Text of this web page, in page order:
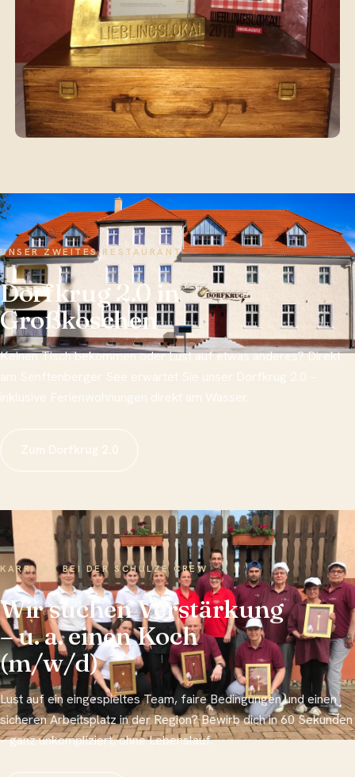
UNSER ZWEITES RESTAURANT
Dorfkrug 2.0 in
Großkoschen
Keinen Tisch bekommen oder Lust auf etwas anderes? Direkt
am Senftenberger See erwartet Sie unser Dorfkrug 2.0 –
inklusive Ferienwohnungen direkt am Wasser.
KARRIERE BEI DER SCHULZE CREW
Wir suchen Verstärkung
– u. a. einen Koch
(m/w/d)
Lust auf ein eingespieltes Team, faire Bedingungen und einen
sicheren Arbeitsplatz in der Region? Bewirb dich in 60 Sekunden
– ganz unkompliziert, ohne Lebenslauf.